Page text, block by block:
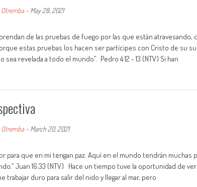
Otremba- May 28, 2021
de las pruebas de fuego por las que están atravesando,
estas pruebas los hacen ser partícipes con Cristo de su
sea revelada a todo el mundo”. Pedro 4:12 - 13 (NTV) Si han
Otremba- March 20, 2021
para que en mí tengan paz. Aquí en el mundo tendrán muchas
Juan 16:33 (NTV) Hace un tiempo tuve la oportunidad de
trabajar duro para salir del nido y llegar al mar, pero